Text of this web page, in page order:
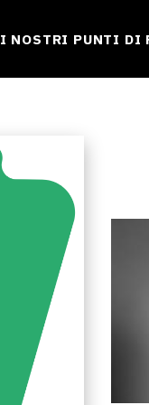
I NOSTRI PUNTI DI